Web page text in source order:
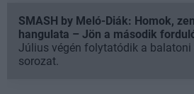
SMASH by Meló-Diák: Homok,
hangulata – Jön a második
Július végén folytatódik a
sorozat.